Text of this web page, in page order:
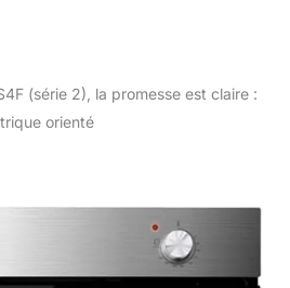
(série 2), la promesse est claire :
orienté